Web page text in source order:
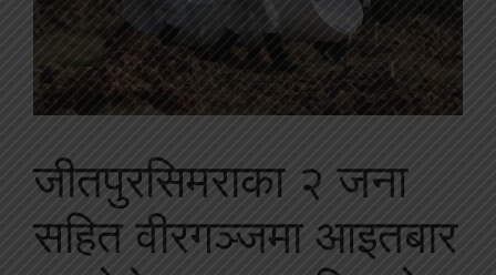
जीतपुरसिमराका २ जना
सहित वीरगञ्जमा आइतबार